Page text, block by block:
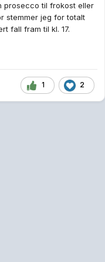
prosecco til frokost eller
stemmer jeg for totalt
fall fram til kl. 17.
1 2